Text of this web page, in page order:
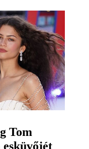
Tom
esküvőjét